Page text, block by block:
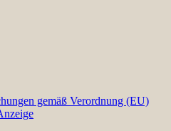
gemäß Verordnung (EU)